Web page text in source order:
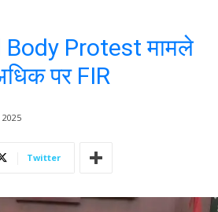
Body Protest मामले
पर FIR
Twitter